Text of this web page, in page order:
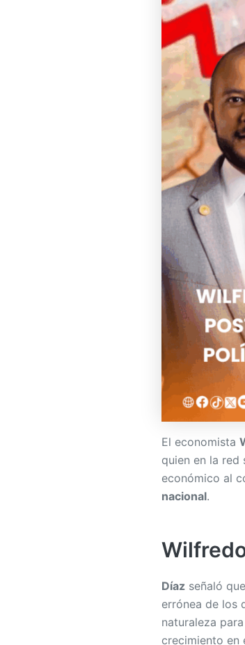
El economista
quien en la red
económico al
nacional.
Díaz señaló
errónea de los
naturaleza
crecimiento en